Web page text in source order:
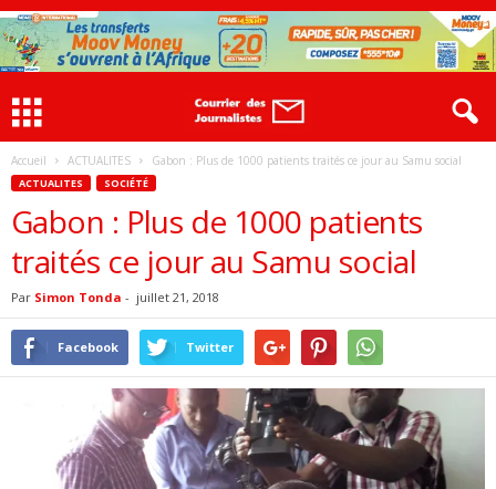
Accueil ACTUALITES Gabon : Plus de 1000 patients traités ce jour au Samu social
ACTUALITES SOCIÉTÉ
Gabon : Plus de 1000 patients
traités ce jour au Samu social
Par Simon Tonda - juillet 21, 2018
Facebook Twitter